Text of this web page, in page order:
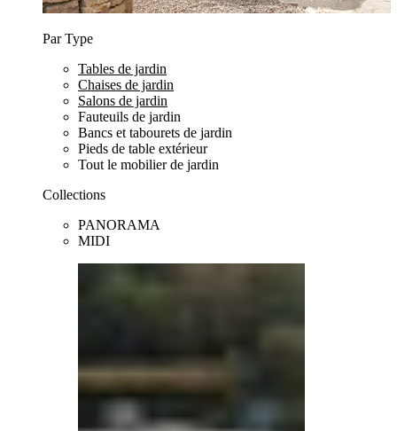
Par Type
Tables de jardin
Chaises de jardin
Salons de jardin
Fauteuils de jardin
Bancs et tabourets de jardin
Pieds de table extérieur
Tout le mobilier de jardin
Collections
PANORAMA
MIDI